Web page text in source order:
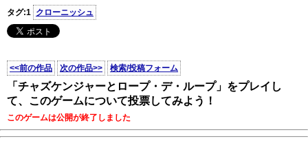
タグ:1 クローニッシュ
<<前の作品 次の作品>> 検索/投稿フォーム
「チャズケンジャーとロープ・デ・ループ」をプレイし
て、このゲームについて投票してみよう！
このゲームは公開が終了しました